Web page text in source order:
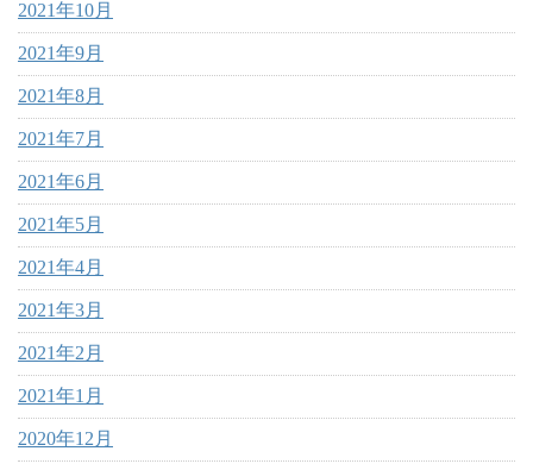
2021年10月
2021年9月
2021年8月
2021年7月
2021年6月
2021年5月
2021年4月
2021年3月
2021年2月
2021年1月
2020年12月